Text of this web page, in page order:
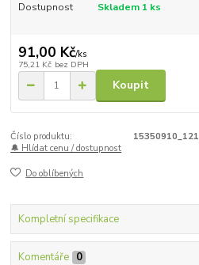
Dostupnost Skladem 1 ks
91,00 Kč/ks
75,21 Kč bez DPH
Koupit
Číslo produktu:
15350910_121
🔔 Hlídat cenu / dostupnost
Do oblíbených
Kompletní specifikace
Komentáře 0